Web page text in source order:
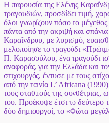
Η παρουσία της Ελένης
τραγουδιών, προσδίδει τιμή,
όλοι γνωρίζουν πόσο το
πάντα από την ακριβή και
Καραΐνδρου, με λυρισμό,
μελοποίησε το τραγούδι
Π. Καρασούλου, ένα τραγούδι
αναφοράς, για την Ελλάδα και
στιχουργός, έντυσε με τους
από την ταινία L’ Africana
τους σταθμούς της συνθέτριας,
του. Προέκυψε έτσι το δεύτερο
δύο δημιουργοί, το «Φώτα